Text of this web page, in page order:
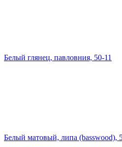
Белый глянец, павловния, 50-11
Белый матовый, липа (basswood),